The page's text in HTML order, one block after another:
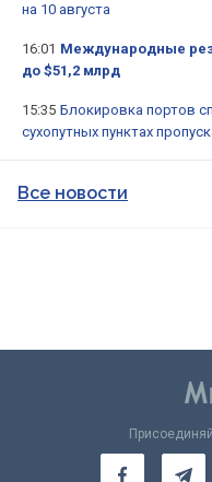
на 10 августа
16:01 Международные
до $51,2 млрд
15:35 Блокировка портов
сухопутных пунктах
Все новости